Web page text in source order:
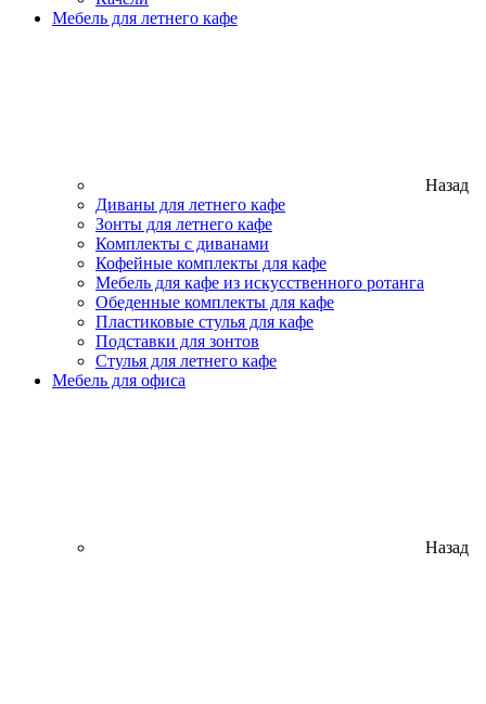
Мебель для летнего кафе
Назад
Диваны для летнего кафе
Зонты для летнего кафе
Комплекты с диванами
Кофейные комплекты для кафе
Мебель для кафе из искусственного ротанга
Обеденные комплекты для кафе
Пластиковые стулья для кафе
Подставки для зонтов
Стулья для летнего кафе
Мебель для офиса
Назад